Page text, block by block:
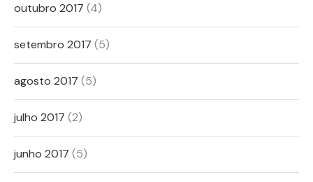
outubro 2017 (4)
setembro 2017 (5)
agosto 2017 (5)
julho 2017 (2)
junho 2017 (5)